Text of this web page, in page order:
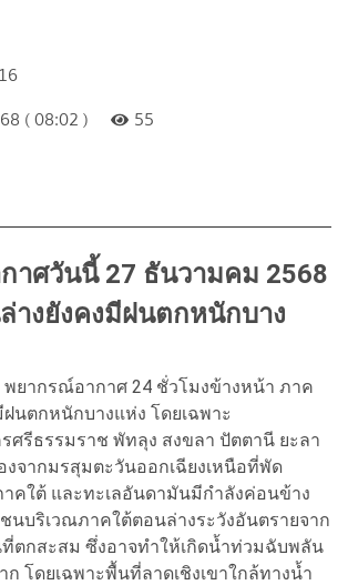
( 08:02 )
55
าศวันนี้ 27 ธันวามคม 2568
างยังคงมีฝนตกหนักบาง
ยากรณ์อากาศ 24 ชั่วโมงข้างหน้า ภาค
นตกหนักบางแห่ง โดยเฉพาะ
ศรีธรรมราช พัทลุง สงขลา ปัตตานี ยะลา
งจากมรสุมตะวันออกเฉียงเหนือที่พัด
คใต้ และทะเลอันดามันมีกำลังค่อนข้าง
นบริเวณภาคใต้ตอนล่างระวังอันตรายจาก
ตกสะสม ซึ่งอาจทำให้เกิดน้ำท่วมฉับพลัน
โดยเฉพาะพื้นที่ลาดเชิงเขาใกล้ทางน้ำ